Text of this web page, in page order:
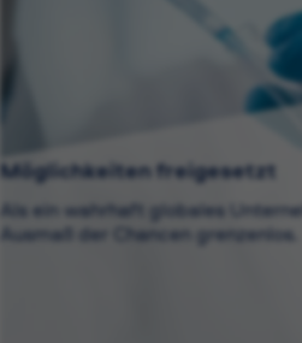
Möglichkeiten freigesetzt
Als ein wahrhaft globales
Ausmaß der Chancen grenzenlos.